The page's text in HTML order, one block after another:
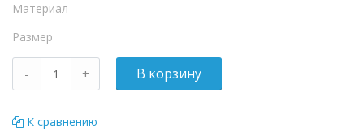
Материал
Размер
К сравнению